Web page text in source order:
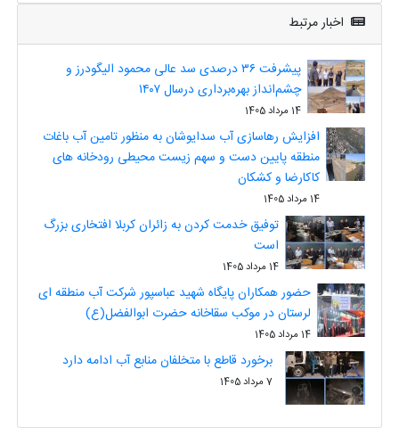
اخبار مرتبط
پیشرفت ۳۶ درصدی سد عالی محمود الیگودرز و
چشم‌انداز بهره‌برداری درسال ۱۴۰۷
14 مرداد 1405
افزایش رهاسازی آب سدایوشان به منظور تامین آب باغات
منطقه پایین دست و سهم زیست محیطی رودخانه های
کاکارضا و کشکان
14 مرداد 1405
توفیق خدمت کردن به زائران کربلا افتخاری بزرگ
است
14 مرداد 1405
حضور همکاران پایگاه شهید عباسپور شرکت آب منطقه ای
لرستان در موکب سقاخانه حضرت ابوالفضل(ع)
14 مرداد 1405
برخورد قاطع با متخلفان منابع آب ادامه دارد
7 مرداد 1405